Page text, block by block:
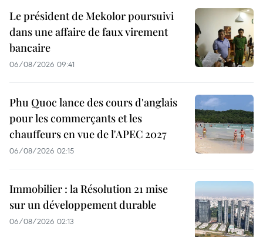
Le président de Mekolor poursuivi
dans une affaire de faux virement
bancaire
06/08/2026 09:41
Phu Quoc lance des cours d'anglais
pour les commerçants et les
chauffeurs en vue de l'APEC 2027
06/08/2026 02:15
Immobilier : la Résolution 21 mise
sur un développement durable
06/08/2026 02:13